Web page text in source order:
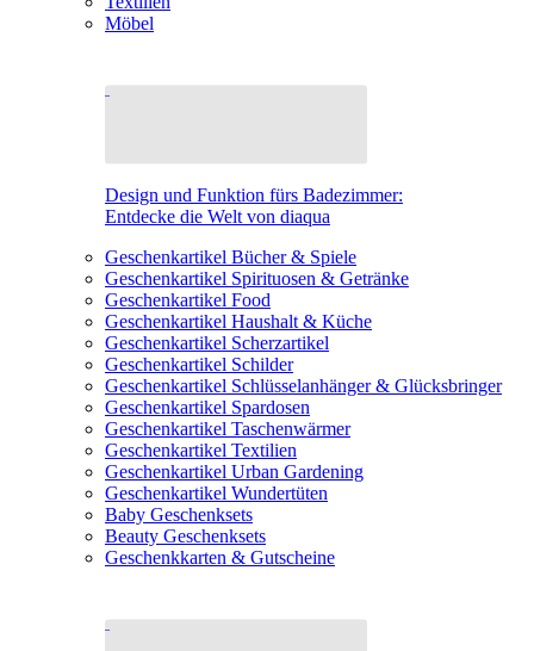
Möbel
Design und Funktion fürs Badezimmer:
Entdecke die Welt von diaqua
Geschenkartikel Bücher & Spiele
Geschenkartikel Spirituosen & Getränke
Geschenkartikel Food
Geschenkartikel Haushalt & Küche
Geschenkartikel Scherzartikel
Geschenkartikel Schilder
Geschenkartikel Schlüsselanhänger & Glücksbringer
Geschenkartikel Spardosen
Geschenkartikel Taschenwärmer
Geschenkartikel Textilien
Geschenkartikel Urban Gardening
Geschenkartikel Wundertüten
Baby Geschenksets
Beauty Geschenksets
Geschenkkarten & Gutscheine